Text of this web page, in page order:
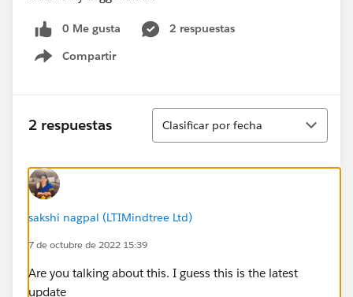
0 Me gusta
2 respuestas
Compartir
Show menu
2 respuestas
Ordenar
Clasificar por fecha
sakshi nagpal (LTIMindtree Ltd)
7 de octubre de 2022 15:39
Are you talking about this. I guess this is the latest
update